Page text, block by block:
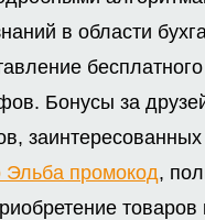
в области
Бонусы за
Эльба промокод,